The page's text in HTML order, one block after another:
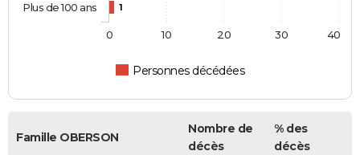
1
Personnes décédées
Plus de 100 ans
0 10 20 30 40
Famille OBERSON
Nombre de
décès
% des
décès